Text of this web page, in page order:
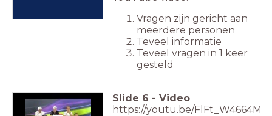
Vragen zijn gericht aan
meerdere personen
Teveel informatie
Teveel vragen in 1 keer
gesteld
Slide 6 - Video
https://youtu.be/FlFt_W4664M